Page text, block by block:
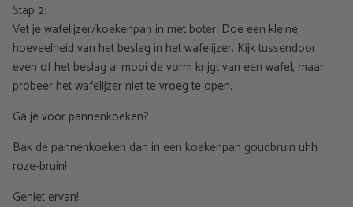
Stap 2:
Vet je wafelijzer/koekenpan in met boter. Doe een kleine
hoeveelheid van het beslag in het wafelijzer. Kijk tussendoor
even of het beslag al mooi de vorm krijgt van een wafel, maar
probeer het wafelijzer niet te vroeg te open.
Ga je voor pannenkoeken?
Bak de pannenkoeken dan in een koekenpan goudbruin uhh
roze-bruin!
Geniet ervan!